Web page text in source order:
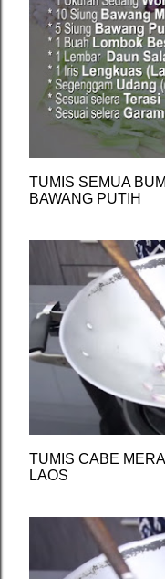
TUMIS SEMUA
BAWANG PUTIH
TUMIS CABE
LAOS